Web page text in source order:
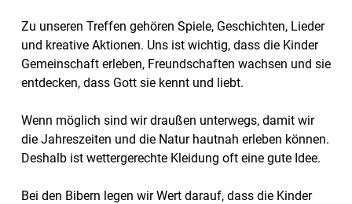
Zu unseren Treffen gehören Spiele, Geschichten, Lieder
und kreative Aktionen. Uns ist wichtig, dass die Kinder
Gemeinschaft erleben, Freundschaften wachsen und sie
entdecken, dass Gott sie kennt und liebt.
Wenn möglich sind wir draußen unterwegs, damit wir
die Jahreszeiten und die Natur hautnah erleben können.
Deshalb ist wettergerechte Kleidung oft eine gute Idee.
Bei den Bibern legen wir Wert darauf, dass die Kinder